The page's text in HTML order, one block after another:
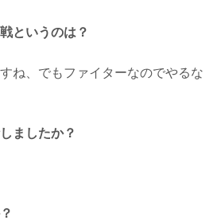
というのは？
ね、でもファイターなのでやるな
ましたか？